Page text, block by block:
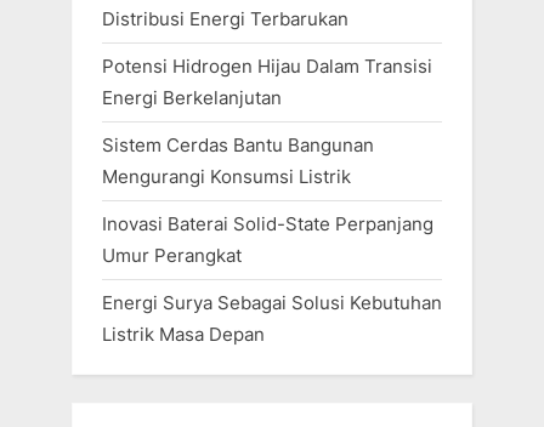
Distribusi Energi Terbarukan
Potensi Hidrogen Hijau Dalam Transisi
Energi Berkelanjutan
Sistem Cerdas Bantu Bangunan
Mengurangi Konsumsi Listrik
Inovasi Baterai Solid-State Perpanjang
Umur Perangkat
Energi Surya Sebagai Solusi Kebutuhan
Listrik Masa Depan